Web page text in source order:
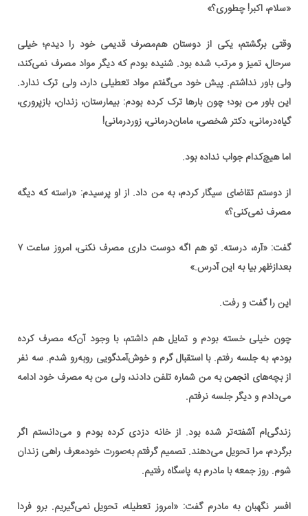
«سلام، اکبر! چطوری؟»
وقتی برگشتم، یکی از دوستان هم‌مصرف قدیمی خود را دیدم؛ خیلی
سرحال، تمیز و مرتب شده بود. شنیده بودم که دیگر مواد مصرف نمی‌کند،
ولی باور نداشتم. پیش خود می‌گفتم مواد تعطیلی دارد، ولی ترک ندارد.
این باور من بود؛ چون بارها ترک کرده بودم: بیمارستان، زندان، بازپروری،
گیاه‌درمانی، دکتر شخصی، مامان‌درمانی، زوردرمانی!
اما هیچ‌کدام جواب نداده بود.
از دوستم تقاضای سیگار کردم، به من داد. از او پرسیدم: «راسته که دیگه
مصرف نمی‌کنی؟»
گفت: «آره، درسته. تو هم اگه دوست داری مصرف نکنی، امروز ساعت ۷
بعدازظهر بیا به این آدرس.»
این را گفت و رفت.
چون خیلی خسته بودم و تمایل هم داشتم، با وجود آن‌که مصرف کرده
بودم، به جلسه رفتم. با استقبال گرم و خوش‌آمدگویی روبه‌رو شدم. سه نفر
از بچه‌های انجمنبه من شماره تلفن دادند، ولی من به مصرف خود ادامه
می‌دادم و دیگر جلسه نرفتم.
زندگی‌ام آشفته‌تر شده بود. از خانه دزدی کرده بودم و می‌دانستم اگر
برگردم، مرا تحویل می‌دهند. تصمیم گرفتم به‌صورت خودمعرف راهی زندان
شوم. روز جمعه با مادرم به پاسگاه رفتیم.
افسر نگهبان به مادرم گفت: «امروز تعطیله، تحویل نمی‌گیریم. برو فردا